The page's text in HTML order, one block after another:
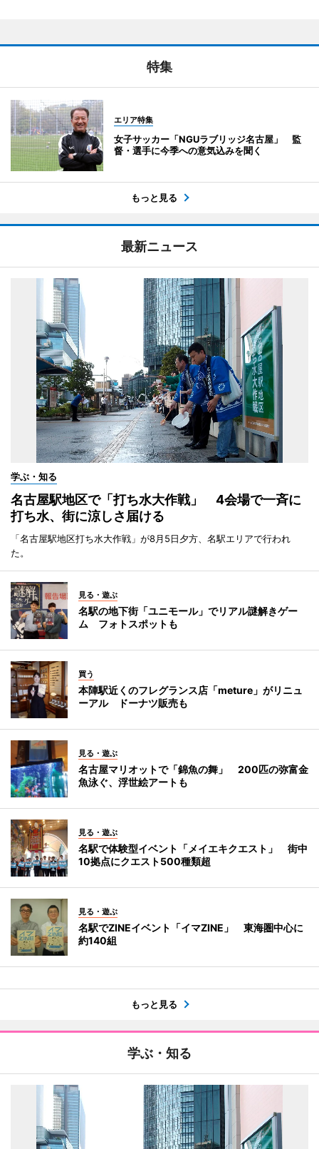
特集
エリア特集
女子サッカー「NGUラブリッジ名古屋」 監
督・選手に今季への意気込みを聞く
もっと見る
最新ニュース
学ぶ・知る
名古屋駅地区で「打ち水大作戦」 4会場で一斉に
打ち水、街に涼しさ届ける
「名古屋駅地区打ち水大作戦」が8月5日夕方、名駅エリアで行われ
た。
見る・遊ぶ
名駅の地下街「ユニモール」でリアル謎解きゲー
ム フォトスポットも
買う
本陣駅近くのフレグランス店「meture」がリニュ
ーアル ドーナツ販売も
見る・遊ぶ
名古屋マリオットで「錦魚の舞」 200匹の弥富金
魚泳ぐ、浮世絵アートも
見る・遊ぶ
名駅で体験型イベント「メイエキクエスト」 街中
10拠点にクエスト500種類超
見る・遊ぶ
名駅でZINEイベント「イマZINE」 東海圏中心に
約140組
もっと見る
学ぶ・知る